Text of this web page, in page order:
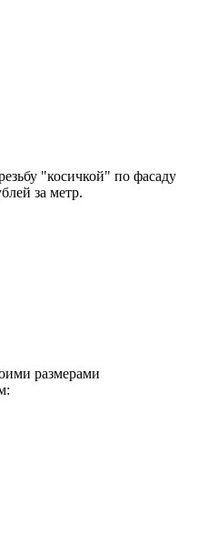
"косичкой" по фасаду
за метр.
размерами